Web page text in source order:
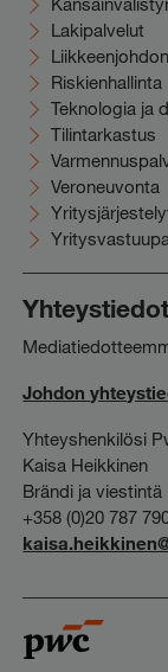
Lakipalvelut
Riskienhallinta
Teknologia ja
Tilintarkastus
Veroneuvonta
Johdon
Yhteyshenkilösi
Kaisa Heikkinen
Brändi ja viestintä
+358 (0)20 787